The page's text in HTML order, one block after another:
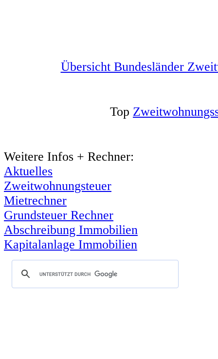
Übersicht Bundesländer
Top
Weitere Infos + Rechner:
Aktuelles
Zweitwohnungsteuer
Mietrechner
Grundsteuer Rechner
Abschreibung Immobilien
Kapitalanlage Immobilien